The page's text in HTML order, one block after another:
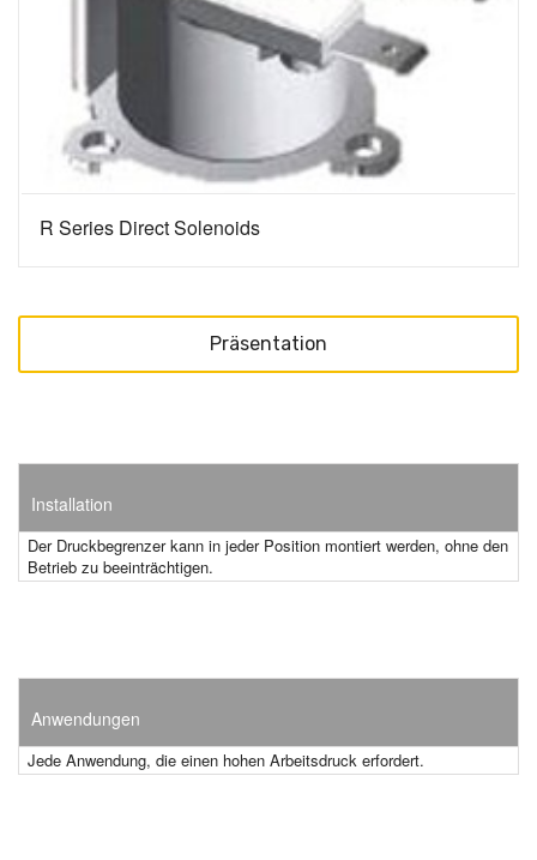
R Series Direct Solenoids
Präsentation
Installation
Der Druckbegrenzer kann in jeder Position montiert werden, ohne den
Betrieb zu beeinträchtigen.
Anwendungen
Jede Anwendung, die einen hohen Arbeitsdruck erfordert.